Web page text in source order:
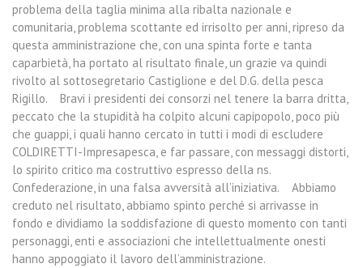
problema della taglia minima alla ribalta nazionale e
comunitaria, problema scottante ed irrisolto per anni, ripreso da
questa amministrazione che, con una spinta forte e tanta
caparbietà, ha portato al risultato finale, un grazie va quindi
rivolto al sottosegretario Castiglione e del D.G. della pesca
Rigillo. Bravi i presidenti dei consorzi nel tenere la barra dritta,
peccato che la stupidità ha colpito alcuni capipopolo, poco più
che guappi, i quali hanno cercato in tutti i modi di escludere
COLDIRETTI-Impresapesca, e far passare, con messaggi distorti,
lo spirito critico ma costruttivo espresso della ns.
Confederazione, in una falsa avversità all’iniziativa. Abbiamo
creduto nel risultato, abbiamo spinto perché si arrivasse in
fondo e dividiamo la soddisfazione di questo momento con tanti
personaggi, enti e associazioni che intellettualmente onesti
hanno appoggiato il lavoro dell’amministrazione.